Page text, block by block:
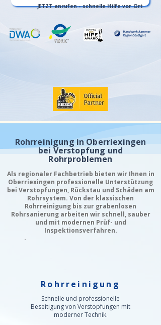
JETZT anrufen - schnelle Hilfe vor Ort
Rohrreinigung in Oberriexingen
bei Verstopfung und
Rohrproblemen
Als regionaler Fachbetrieb bieten wir Ihnen in
Oberriexingen professionelle Unterstützung
bei Verstopfungen, Rückstau und Schäden am
Rohrsystem. Von der klassischen
Rohrreinigung bis zur grabenlosen
Rohrsanierung arbeiten wir schnell, sauber
und mit modernen Prüf- und
Inspektionsverfahren.
Rohrreinigung
Schnelle und professionelle
Beseitigung von Verstopfungen mit
moderner Technik.